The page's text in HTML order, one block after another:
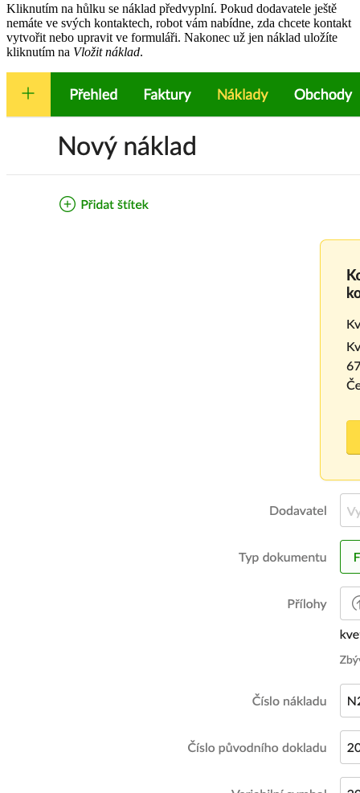
Kliknutím na hůlku se náklad předvyplní. Pokud dodavatele ještě
nemáte ve svých kontaktech, robot vám nabídne, zda chcete kontakt
vytvořit nebo upravit ve formuláři. Nakonec už jen náklad uložíte
kliknutím na Vložit náklad.